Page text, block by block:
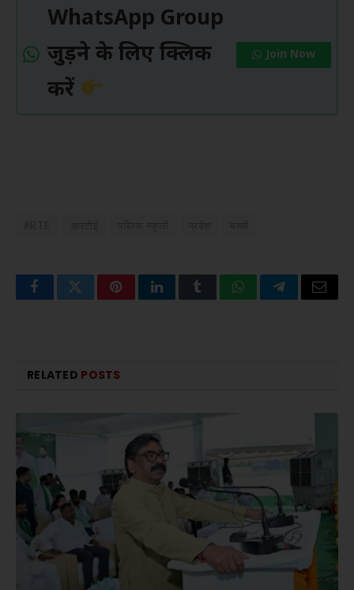
WhatsApp Group
जुड़ने के लिए क्लिक
करें
Join Now
FacebookTwitterPinterestLinkedInTumblrWhatsAppTelegramEmail
RELATED POSTS